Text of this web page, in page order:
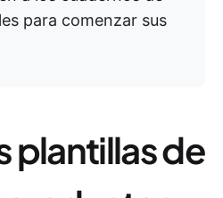
para comenzar sus
plantillas de